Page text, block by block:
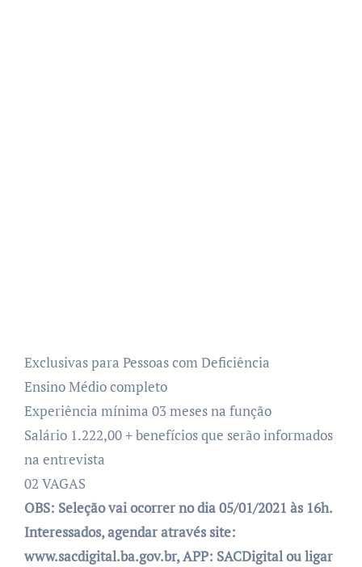
Exclusivas para Pessoas com Deficiência
Ensino Médio completo
Experiência mínima 03 meses na função
Salário 1.222,00 + benefícios que serão informados
na entrevista
02 VAGAS
OBS: Seleção vai ocorrer no dia 05/01/2021 às 16h.
Interessados, agendar através site:
www.sacdigital.ba.gov.br, APP: SACDigital ou ligar